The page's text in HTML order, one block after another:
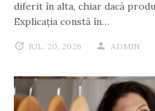
diferit în alta, chiar dacă
Explicația constă în…
IUL. 20, 2026 ADMIN